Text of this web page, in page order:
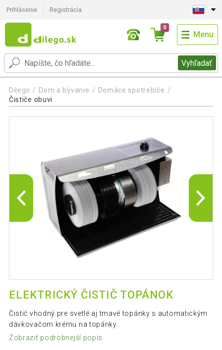
Prihlásenie Registrácia
Vyhľadať
0
Menu
Dilego Dom a bývanie
Domáce spotrebiče
Čističe obuvi
ELEKTRICKÝ ČISTIČ TOPÁNOK
Čistič vhodný pre svetlé aj tmavé topánky s automatickým
dávkovačom krému na topánky.
Zobraziť podrobnejší popis